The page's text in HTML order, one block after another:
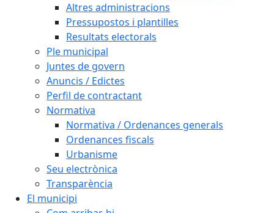
Altres administracions
Pressupostos i plantilles
Resultats electorals
Ple municipal
Juntes de govern
Anuncis / Edictes
Perfil de contractant
Normativa
Normativa / Ordenances generals
Ordenances fiscals
Urbanisme
Seu electrònica
Transparència
El municipi